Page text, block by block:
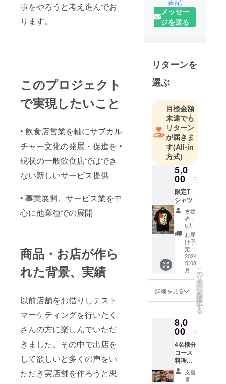
事をやろうと考え進んでお
ります。
このプロジェクト
で実現したいこと
• 飲食店営業を軸にサブカル
チャー文化の発展・促進を •
現状の一般飲食店ではでき
ない新しいサービス提供
• 事業展開。サービス業を中
心に他業種での展開
商品・お店が作ら
れた背景、実績
以前店舗をお借りしテスト
マーケティングを行いたく
さんの方に楽しんでいただ
きました。その中で出店を
して欲しいと多くの声をい
ただき実店舗を作ろうと思
音楽好き、
歴史好き、
絶賛サブカ
メッセー
ジを送る
リターンを
選ぶ
目標金額
未達でも
リターン
が届きま
す(All-in
方式)
5,0
00 円
限定T
シャツ
支援
者：
0人
お届
け予
定：
2024
年08
月
詳細を見る
こ
の
リ
タ
ー
ン
を
選
択
す
る
8,0
00 円
4名様分
コース
料理提
供
支援
者：